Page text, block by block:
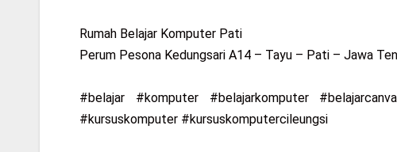
Rumah Belajar Komputer Pati
Perum Pesona Kedungsari A14 – Tayu – Pati – Jawa
#belajar #komputer #belajarkomputer
#kursuskomputer #kursuskomputercileungsi